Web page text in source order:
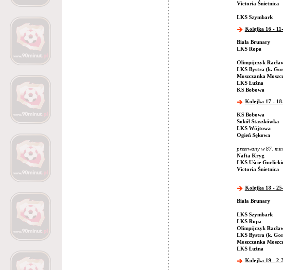
Victoria Śnietnica
LKS Szymbark
Kolejka 16 -
Biała Brunary
LKS Ropa
Olimpijczyk
LKS Bystra (k.
Moszczanka
LKS Łużna
KS Bobowa
Kolejka 17 -
KS Bobowa
Sokół Staszkówka
LKS Wójtowa
Ogień Sękowa
przerwany w 87.
Nafta Kryg
LKS Uście
Victoria Śnietnica
Kolejka 18 -
Biała Brunary
LKS Szymbark
LKS Ropa
Olimpijczyk
LKS Bystra (k.
Moszczanka
LKS Łużna
Kolejka 19 - 2-